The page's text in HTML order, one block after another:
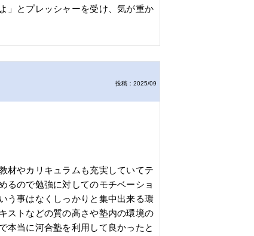
」とプレッシャーを受け、気が重か
投稿：2025/09
材やカリキュラムも充実していてテ
るので勉強に対してのモチベーショ
う事はなくしっかりと集中出来る環
ストなどの質の高さや塾内の環境の
本当に河合塾を利用して良かったと